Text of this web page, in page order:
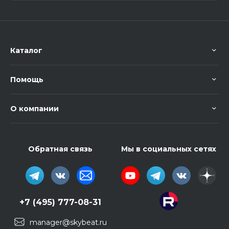
Каталог
Помощь
О компании
Обратная связь
+7 (495) 777-08-31
manager@skybeat.ru
Мы в социальных сетях